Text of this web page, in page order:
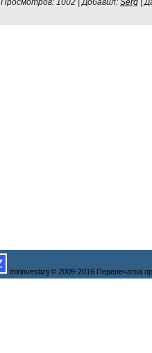
mirinvestizij © 2009-2016 Перепечатка